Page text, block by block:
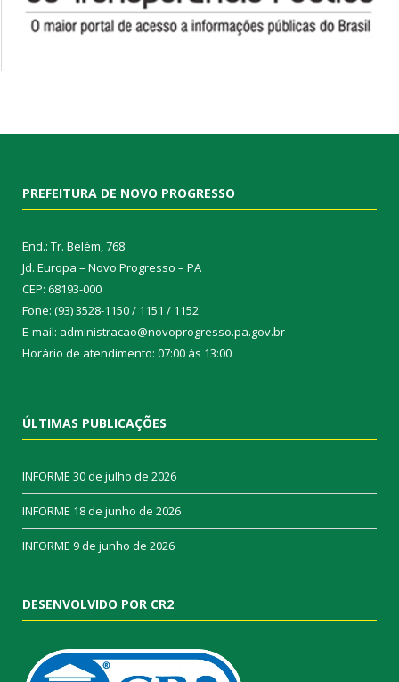
PREFEITURA DE NOVO PROGRESSO
End.: Tr. Belém, 768
Jd. Europa – Novo Progresso – PA
CEP: 68193-000
Fone: (93) 3528-1150 / 1151 / 1152
E-mail: administracao@novoprogresso.pa.gov.br
Horário de atendimento: 07:00 às 13:00
ÚLTIMAS PUBLICAÇÕES
INFORME 30 de julho de 2026
INFORME 18 de junho de 2026
INFORME 9 de junho de 2026
DESENVOLVIDO POR CR2